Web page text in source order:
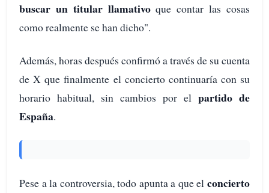
buscar un titular llamativoque contar las cosas
como realmente se han dicho".
Además, horas después confirmó a través de su cuenta
de X que finalmente el concierto continuaría con su
horario habitual, sin cambios por el partido de
España.
Pese a la controversia, todo apunta a que el concierto